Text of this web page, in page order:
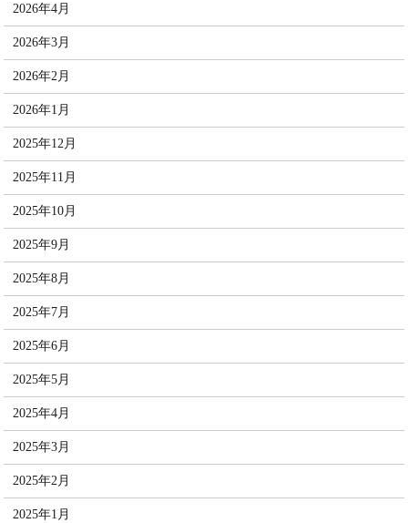
2026年4月
2026年3月
2026年2月
2026年1月
2025年12月
2025年11月
2025年10月
2025年9月
2025年8月
2025年7月
2025年6月
2025年5月
2025年4月
2025年3月
2025年2月
2025年1月